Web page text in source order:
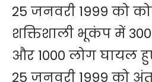
25 जनवरी 1999 को
शक्तिशाली भूकंप में
और 1000 लोग घायल
25 जनवरी 1999 को